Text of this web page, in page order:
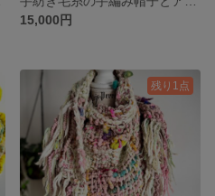
15,000円
残り1点